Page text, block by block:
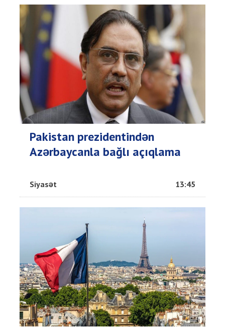
Pakistan prezidentindən
Azərbaycanla bağlı açıqlama
Siyasət 13:45